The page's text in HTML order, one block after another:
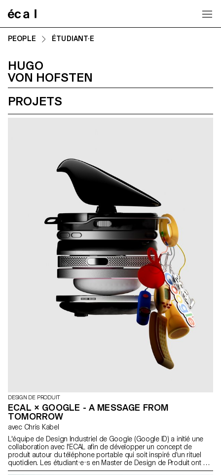
PEOPLE ÉTUDIANT·E
HUGO
VON HOFSTEN
PROJETS
DESIGN DE PRODUIT
ECAL × GOOGLE - A MESSAGE FROM
TOMORROW
avec Chris Kabel
L'équipe de Design Industriel de Google (Google ID) a initié une
collaboration avec l'ECAL afin de développer un concept de
produit autour du téléphone portable qui soit inspiré d'un rituel
quotidien. Les étudiant·e·s en Master de Design de Produit ont été
invité·e·s à imaginer un outil innovant adapté aux habitudes